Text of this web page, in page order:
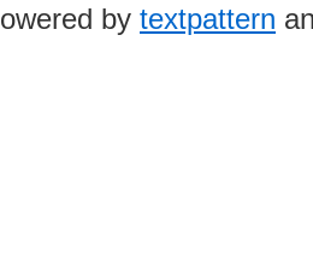
by textpattern